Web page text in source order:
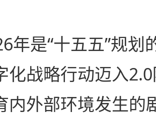
是“十五五”规划
化战略行动迈入
内外部环境发生的